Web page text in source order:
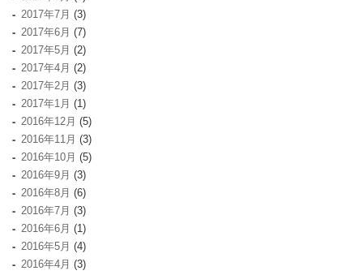
2017年7月 (3)
2017年6月 (7)
2017年5月 (2)
2017年4月 (2)
2017年2月 (3)
2017年1月 (1)
2016年12月 (5)
2016年11月 (3)
2016年10月 (5)
2016年9月 (3)
2016年8月 (6)
2016年7月 (3)
2016年6月 (1)
2016年5月 (4)
2016年4月 (3)